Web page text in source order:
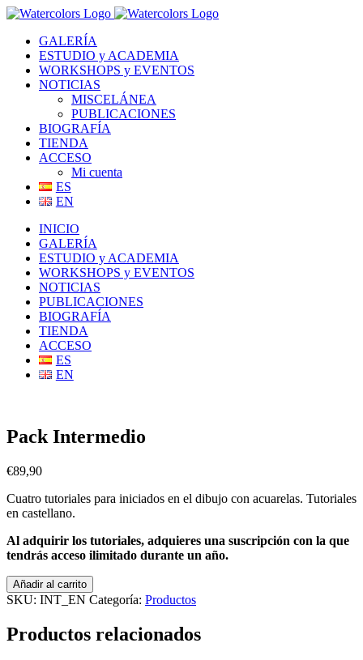
Saltar
contenidoGALERÍA
ESTUDIO y ACADEMIA
WORKSHOPS y EVENTOS
NOTICIAS
MISCELÁNEA
PUBLICACIONES
BIOGRAFÍA
TIENDA
ACCESO
Mi cuenta
ES
EN
INICIO
GALERÍA
ESTUDIO y ACADEMIA
WORKSHOPS y EVENTOS
NOTICIAS
PUBLICACIONES
BIOGRAFÍA
TIENDA
ACCESO
ES
EN
Pack Intermedio
€89,90
Cuatro tutoriales para iniciados en el dibujo con acuarelas. Tutoriales
en castellano.
Al adquirir los tutoriales, adquieres una suscripción con la que
tendrás acceso ilimitado durante un año.
Pack
Intermedio
Añadir al carrito
SKU: INT_EN Categoría: Productos
Productos relacionados